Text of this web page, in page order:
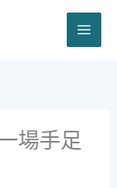
場手足